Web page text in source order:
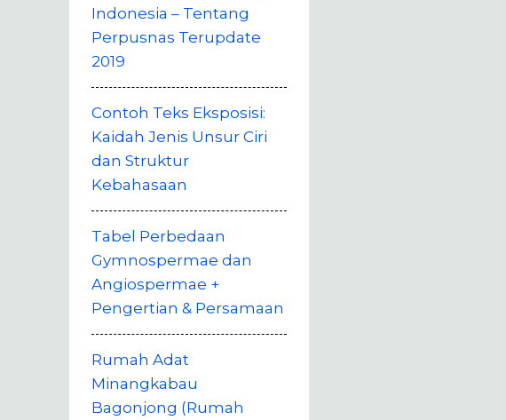
Indonesia – Tentang
Perpusnas Terupdate
2019
Contoh Teks Eksposisi:
Kaidah Jenis Unsur Ciri
dan Struktur
Kebahasaan
Tabel Perbedaan
Gymnospermae dan
Angiospermae +
Pengertian & Persamaan
Rumah Adat
Minangkabau
Bagonjong (Rumah